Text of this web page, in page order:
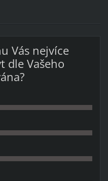
Vás nejvíce
dle Vašeho